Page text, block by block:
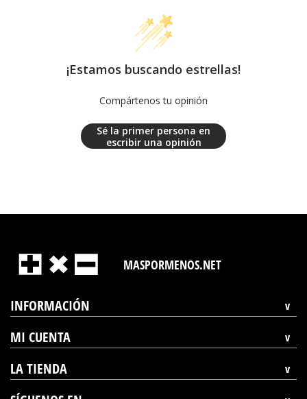
¡Estamos buscando estrellas!
Compártenos tu opinión
Sé la primer persona en
escribir una opinión
MASPORMENOS.NET
INFORMACIÓN
MI CUENTA
LA TIENDA